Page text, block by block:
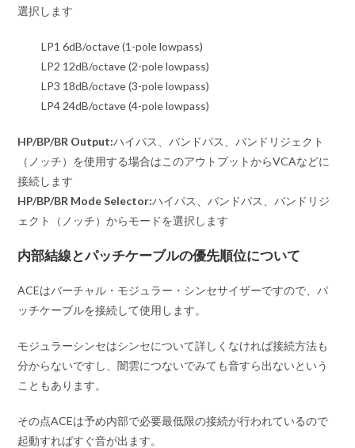
選択します
LP1 6dB/octave (1-pole lowpass)
LP2 12dB/octave (2-pole lowpass)
LP3 18dB/octave (3-pole lowpass)
LP4 24dB/octave (4-pole lowpass)
HP/BP/BR Output:ハイパス、バンドパス、バンドリジェクト
（ノッチ）を使用する場合はこのアウトプットからVCAなどに
接続します
HP/BP/BR Mode Selector:ハイパス、バンドパス、バンドリジ
ェクト（ノッチ）からモードを選択します
内部結線とパッチケーブルの優先順位について
ACEはバーチャル・モジュラー・シンセサイザーですので、パ
ッチケーブルを接続して使用します。
モジュラーシンセはシンセについて詳しくなければ接続方法も
分からないですし、闇雲につないでみても音すら出ないという
こともあります。
その点ACEは予め内部で必要最低限の接続が行われているので
起動すればすぐ音が出ます。